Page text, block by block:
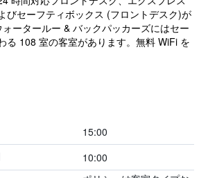
びセーフティボックス (フロントデスク)が
ータールー & バックパッカーズにはセー
る 108 室の客室があります。無料 WiFi を
15:00
10:00